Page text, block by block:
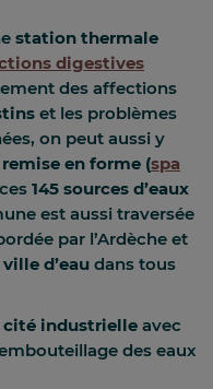
station thermale
digestives
des affections
et les problèmes
on peut aussi y
remise en forme (spa
145 sources d’eaux
est aussi traversée
par l’Ardèche et
ville d’eau dans tous
cité industrielle avec
des eaux